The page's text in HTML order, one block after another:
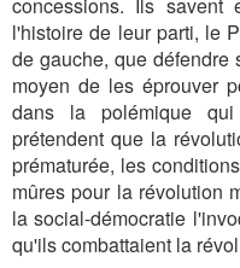
l'histoire de leur parti, le
de gauche, que défendre
moyen de les éprouver
dans la polémique
prétendent que la
prématurée, les
mûres pour la révolution
la social-démocratie
qu'ils combattaient la